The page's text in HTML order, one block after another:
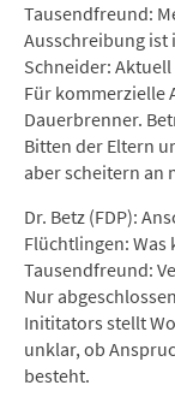
Tausendfreund:
Ausschreibung ist
Schneider:
Für kommerzielle
Dauerbrenner.
Bitten der Eltern
aber scheitern an
Dr. Betz (FDP):
Flüchtlingen: Was
Tausendfreund:
Nur
Inititators stellt
unklar, ob
besteht.